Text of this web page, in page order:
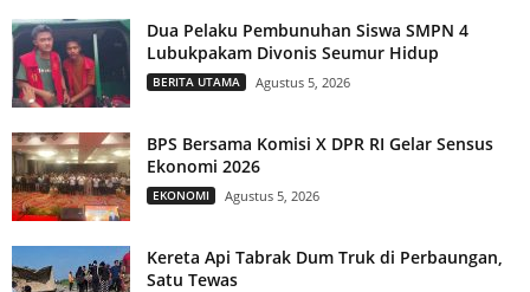
Dua Pelaku Pembunuhan Siswa SMPN 4
Lubukpakam Divonis Seumur Hidup
BERITA UTAMA Agustus 5, 2026
BPS Bersama Komisi X DPR RI Gelar Sensus
Ekonomi 2026
EKONOMI Agustus 5, 2026
Kereta Api Tabrak Dum Truk di Perbaungan,
Satu Tewas